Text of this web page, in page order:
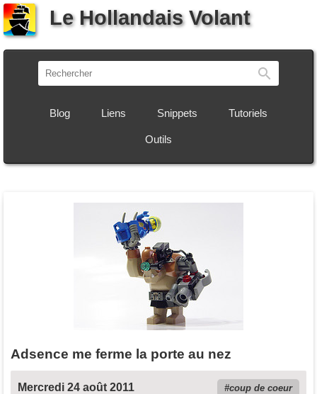
Le Hollandais Volant
Blog Liens Snippets Tutoriels
Outils
Adsence me ferme la porte au nez
Mercredi 24 août 2011 coup de coeur